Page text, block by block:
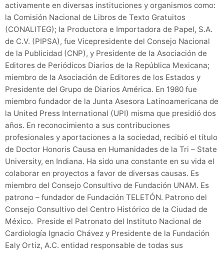
activamente en diversas instituciones y organismos como:
la Comisión Nacional de Libros de Texto Gratuitos
(CONALITEG); la Productora e Importadora de Papel, S.A.
de C.V. (PIPSA), fue Vicepresidente del Consejo Nacional
de la Publicidad (CNP), y Presidente de la Asociación de
Editores de Periódicos Diarios de la República Mexicana;
miembro de la Asociación de Editores de los Estados y
Presidente del Grupo de Diarios América. En 1980 fue
miembro fundador de la Junta Asesora Latinoamericana de
la United Press International (UPI) misma que presidió dos
años. En reconocimiento a sus contribuciones
profesionales y aportaciones a la sociedad, recibió el título
de Doctor Honoris Causa en Humanidades de la Tri – State
University, en Indiana. Ha sido una constante en su vida el
colaborar en proyectos a favor de diversas causas. Es
miembro del Consejo Consultivo de Fundación UNAM. Es
patrono – fundador de Fundación TELETÓN. Patrono del
Consejo Consultivo del Centro Histórico de la Ciudad de
México. Preside el Patronato del Instituto Nacional de
Cardiología Ignacio Chávez y Presidente de la Fundación
Ealy Ortiz, A.C. entidad responsable de todas sus